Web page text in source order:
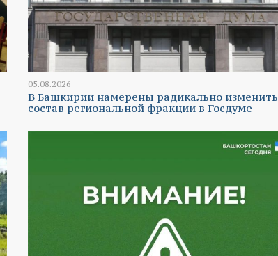
05.08.2026
В Башкирии намерены радикально изменить
состав региональной фракции в Госдуме